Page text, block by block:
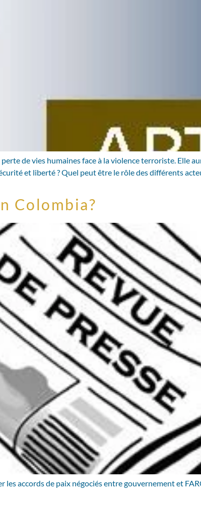
perte de vies humaines face à la violence terroriste. Elle
et liberté ? Quel peut être le rôle des différents
Colombia?
les accords de paix négociés entre gouvernement et